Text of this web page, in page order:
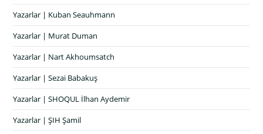
Yazarlar | Kuban Seauhmann
Yazarlar | Murat Duman
Yazarlar | Nart Akhoumsatch
Yazarlar | Sezai Babakuş
Yazarlar | SHOQUL İlhan Aydemir
Yazarlar | ŞIH Şamil